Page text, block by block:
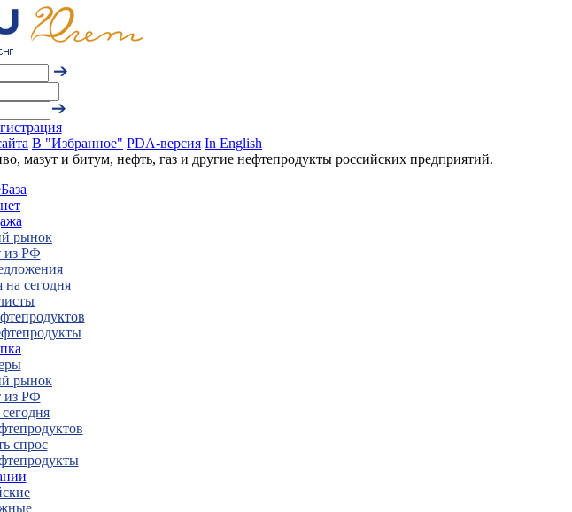
В "Избранное" PDA-версия In English
мазут и битум, нефть, газ и другие нефтепродукты российских предприятий.
рынок
из РФ
сегодня
рынок
из РФ
спрос